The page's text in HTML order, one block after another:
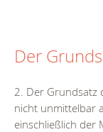
Der
2. Der Grundsatz
nicht unmittelbar
einschließlich der